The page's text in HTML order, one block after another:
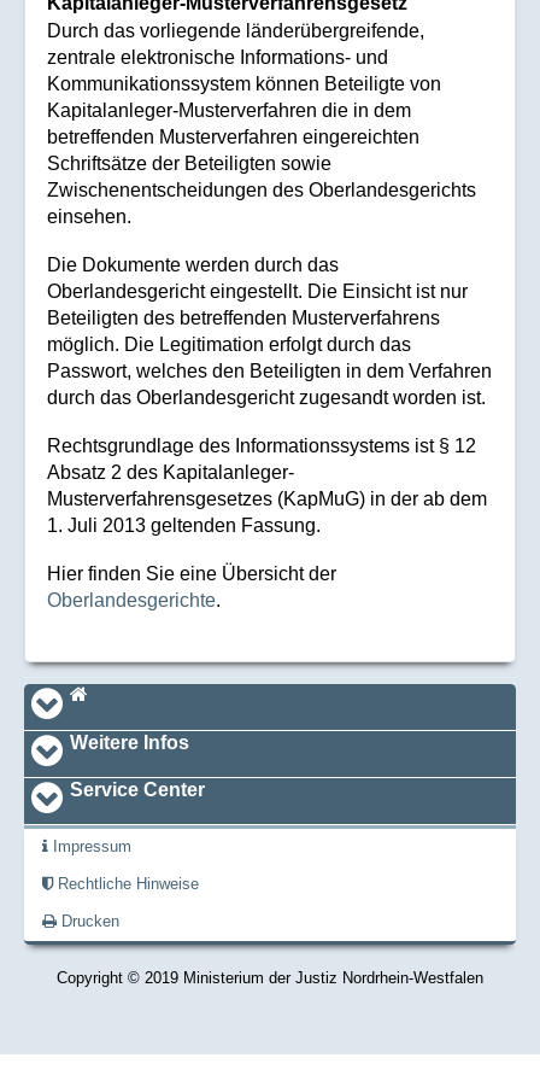
Durch das vorliegende länderübergreifende,
zentrale elektronische Informations- und
Kommunikationssystem können Beteiligte von
Kapitalanleger-Musterverfahren die in dem
betreffenden Musterverfahren eingereichten
Schriftsätze der Beteiligten sowie
Zwischenentscheidungen des Oberlandesgerichts
einsehen.
Die Dokumente werden durch das
Oberlandesgericht eingestellt. Die Einsicht ist nur
Beteiligten des betreffenden Musterverfahrens
möglich. Die Legitimation erfolgt durch das
Passwort, welches den Beteiligten in dem Verfahren
durch das Oberlandesgericht zugesandt worden ist.
Rechtsgrundlage des Informationssystems ist § 12
Absatz 2 des Kapitalanleger-
Musterverfahrensgesetzes (KapMuG) in der ab dem
1. Juli 2013 geltenden Fassung.
Hier finden Sie eine Übersicht der
Oberlandesgerichte.
Navi_footer
Startseite
Weitere Infos
Service Center
Impressum
Rechtliche Hinweise
Drucken
Copyright © 2019 Ministerium der Justiz Nordrhein-Westfalen